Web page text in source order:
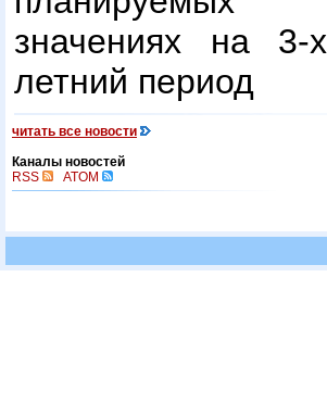
значениях на 3-х
летний период
читать все новости
Каналы новостей
RSS
ATOM